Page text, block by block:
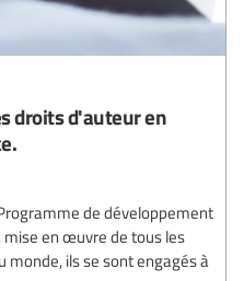
droits d'auteur en
de développement
mise en œuvre de tous les
monde, ils se sont engagés à